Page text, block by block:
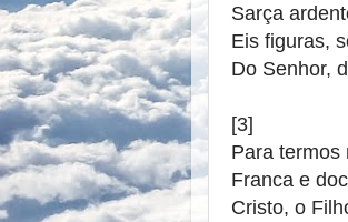
Sarça
Eis figuras,
Do Senhor,
[3]
Para termos
Franca e
Cristo, o